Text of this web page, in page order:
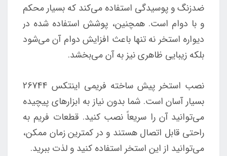
ضدزنگ و پوسیدگی استفاده می‌کند که بسیار محکم
و با دوام است. همچنین، پوشش استفاده شده در
دیواره استخر نه تنها باعث افزایش دوام آن می‌شود
بلکه زیبایی ظاهری نیز به آن می‌بخشد.
نصب استخر پیش ساخته فریمی اینتکس 26744
بسیار آسان است. شما بدون نیاز به ابزارهای پیچیده
می‌توانید آن را سریعاً نصب کنید. قطعات فریم به
راحتی قابل اتصال هستند و در کمترین زمان ممکن،
می‌توانید از این استخر استفاده کنید و لذت ببرید.